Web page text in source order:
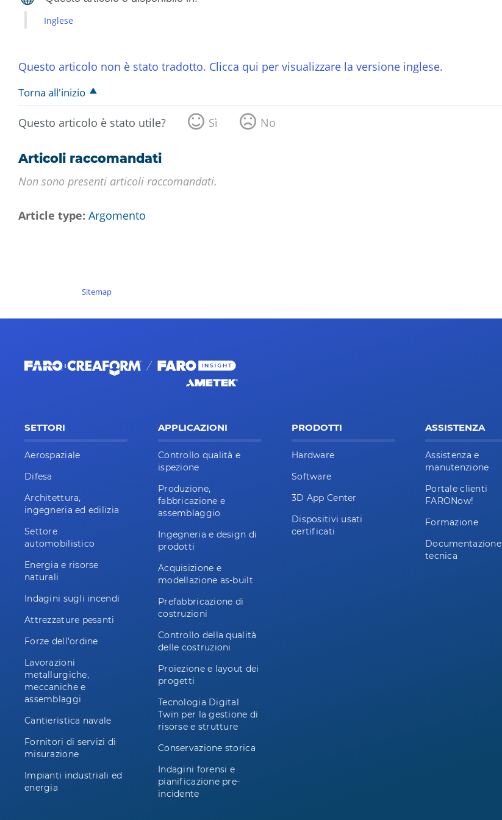
Inglese
Questo articolo non è stato tradotto. Clicca qui per visualizzare la versione inglese.
Torna all'inizio
Questo articolo è stato utile? Sì No
Articoli raccomandati
Non sono presenti articoli raccomandati.
Article type Argomento
Sitemap
SETTORI
Aerospaziale
Difesa
Architettura,
ingegneria ed edilizia
Settore
automobilistico
Energia e risorse
naturali
Indagini sugli incendi
Attrezzature pesanti
Forze dell'ordine
Lavorazioni
metallurgiche,
meccaniche e
assemblaggi
Cantieristica navale
Fornitori di servizi di
misurazione
Impianti industriali ed
energia
APPLICAZIONI
Controllo qualità e
ispezione
Produzione,
fabbricazione e
assemblaggio
Ingegneria e design di
prodotti
Acquisizione e
modellazione as-built
Prefabbricazione di
costruzioni
Controllo della qualità
delle costruzioni
Proiezione e layout dei
progetti
Tecnologia Digital
Twin per la gestione di
risorse e strutture
Conservazione storica
Indagini forensi e
pianificazione pre-
incidente
PRODOTTI
Hardware
Software
3D App Center
Dispositivi usati
certificati
ASSISTENZA
Assistenza e
manutenzione
Portale clienti
FARONow!
Formazione
Documentazione
tecnica